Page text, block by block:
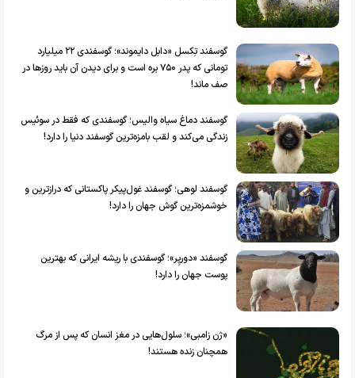
گوسفند تِکسل «دابل دایموند»؛ گوسفندی ۲۲ میلیارد
تومانی که پدر ۷۵۰ بره است و برای دیدن آن باید روز‌ها در
صف ماند!
گوسفند دماغ سیاه والیس؛ گوسفندی که فقط در سوئیس
زندگی می‌کند و لقب بامزه‌ترین گوسفند دنیا را دارد!
گوسفند لوهی؛ گوسفند غول‌پیکر پاکستانی که درازترین و
خوشمزه‌ترین گوش جهان را دارد!
گوسفند «دورپِر»؛ گوسفندی با ریشه ایرانی که بهترین
پوست جهان را دارد!
«ژن زامبی»؛ سلول‌هایی در مغز انسان که پس از مرگ
همچنان زنده هستند!